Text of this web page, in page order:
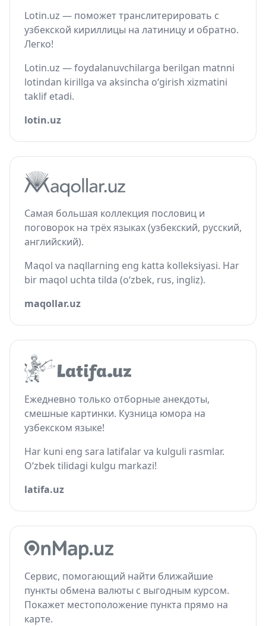
Lotin.uz — поможет транслитерировать с
узбекской кириллицы на латиницу и обратно.
Легко!
Lotin.uz — foydalanuvchilarga berilgan matnni
lotindan kirillga va aksincha o‘girish xizmatini
taklif etadi.
lotin.uz
Самая большая коллекция пословиц и
поговорок на трёх языках (узбекский, русский,
английский).
Maqol va naqllarning eng katta kolleksiyasi. Har
bir maqol uchta tilda (o‘zbek, rus, ingliz).
maqollar.uz
Ежедневно только отборные анекдоты,
смешные картинки. Кузница юмора на
узбекском языке!
Har kuni eng sara latifalar va kulguli rasmlar.
O‘zbek tilidagi kulgu markazi!
latifa.uz
Сервис, помогающий найти ближайшие
пункты обмена валюты с выгодным курсом.
Покажет местоположение пункта прямо на
карте.